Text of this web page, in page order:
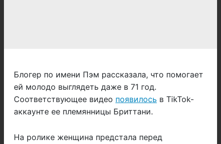
Блогер по имени Пэм рассказала, что помогает
ей молодо выглядеть даже в 71 год.
Соответствующее видео появилось в TikTok-
аккаунте ее племянницы Бриттани.
На ролике женщина предстала перед